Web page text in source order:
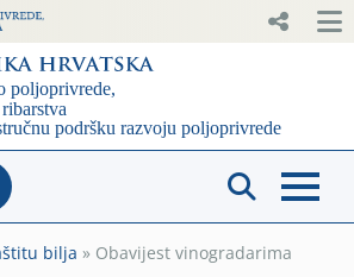
bilja » Obavijest vinogradarima